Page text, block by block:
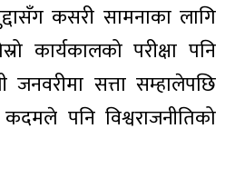
कसरी सामनाका लागि
कार्यकालको परीक्षा पनि
सत्ता सम्हालेपछि
पनि विश्वराजनीतिको